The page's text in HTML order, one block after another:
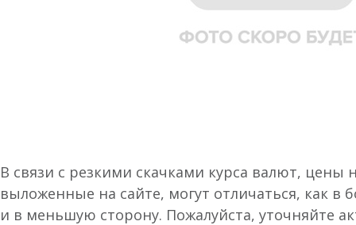
В связи с резкими скачками курса валют, цены
выложенные на сайте, могут отличаться, как в
и в меньшую сторону. Пожалуйста, уточняйте